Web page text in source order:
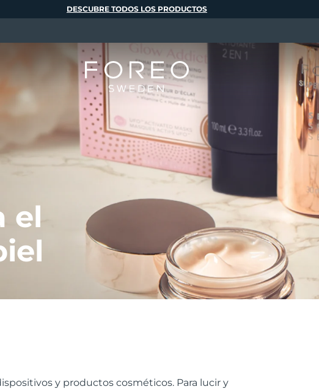
el
y productos cosméticos. Para lucir y
DESCUBRE TODOS LOS PRODUCTOS